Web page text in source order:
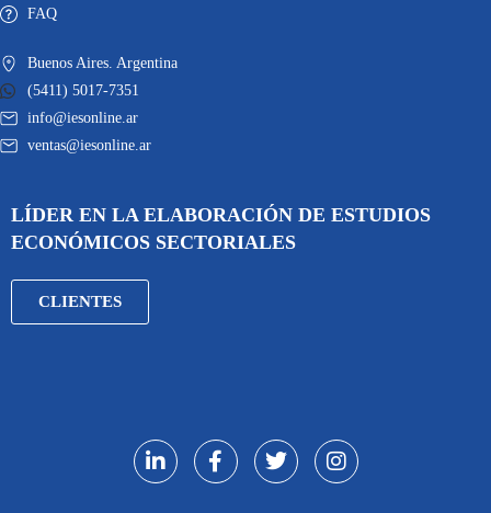
FAQ
Buenos Aires. Argentina
(5411) 5017-7351
info@iesonline.ar
ventas@iesonline.ar
LÍDER EN LA ELABORACIÓN DE ESTUDIOS
ECONÓMICOS SECTORIALES
CLIENTES